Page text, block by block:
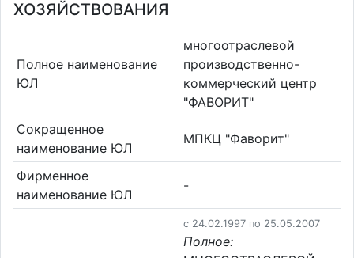
ХОЗЯЙСТВОВАНИЯ
Полное наименование
ЮЛ
многоотраслевой
производственно-
коммерческий центр
"ФАВОРИТ"
Сокращенное
наименование ЮЛ
МПКЦ "Фаворит"
Фирменное
наименование ЮЛ
-
c 24.02.1997 по 25.05.2007
Полное: